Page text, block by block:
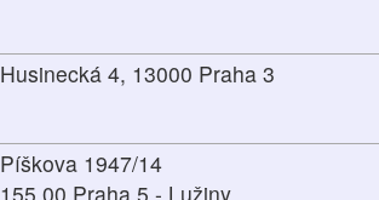
Husinecká 4, 13000 Praha 3
Píškova 1947/14
155 00 Praha 5 - Lužiny